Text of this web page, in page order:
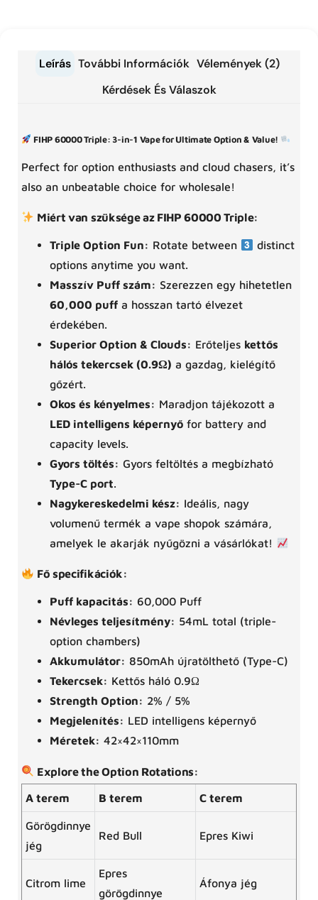
Leírás További Információk Vélemények (2)
Kérdések És Válaszok
FIHP 60000 Triple: 3-in-1 Vape for Ultimate Option & Value!
Perfect for option enthusiasts and cloud chasers, it’s
also an unbeatable choice for wholesale!
Miért van szüksége az FIHP 60000 Triple:
Triple Option Fun: Rotate between
distinct
options anytime you want.
Masszív Puff szám: Szerezzen egy hihetetlen
60,000 puff a hosszan tartó élvezet
érdekében.
Superior Option & Clouds: Erőteljes kettős
hálós tekercsek (0.9Ω) a gazdag, kielégítő
gőzért.
Okos és kényelmes: Maradjon tájékozott a
LED intelligens képernyő for battery and
capacity levels.
Gyors töltés: Gyors feltöltés a megbízható
Type-C port.
Nagykereskedelmi kész: Ideális, nagy
volumenű termék a vape shopok számára,
amelyek le akarják nyűgözni a vásárlókat!
Fő specifikációk:
Puff kapacitás: 60,000 Puff
Névleges teljesítmény: 54mL total (triple-
option chambers)
Akkumulátor: 850mAh újratölthető (Type-C)
Tekercsek: Kettős háló 0.9Ω
Strength Option: 2% / 5%
Megjelenítés: LED intelligens képernyő
Méretek: 42×42×110mm
Explore the Option Rotations:
A terem B terem C terem
Görögdinnye
jég
Red Bull Epres Kiwi
Citrom lime
Epres
görögdinnye
Áfonya jég